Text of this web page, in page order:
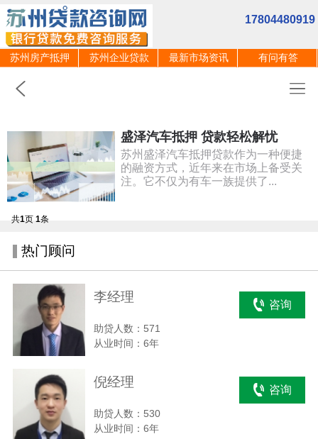
17804480919
苏州房产抵押 苏州企业贷款 最新市场资讯 有问有答
盛泽汽车抵押 贷款轻松解忧
苏州盛泽汽车抵押贷款作为一种便捷
的融资方式，近年来在市场上备受关
注。它不仅为有车一族提供了...
共1页 1条
热门顾问
李经理
助贷人数：571
从业时间：6年
咨询
倪经理
助贷人数：530
从业时间：6年
咨询